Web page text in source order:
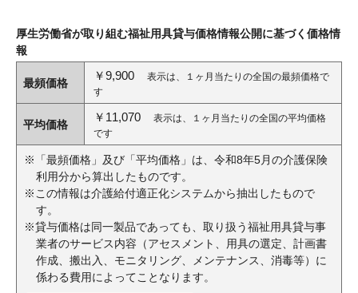
厚生労働省が取り組む福祉用具貸与価格情報公開に基づく価格情
報
最頻価格
￥9,900
表示は、１ヶ月当たりの全国の最頻価格で
す
平均価格
￥11,070
表示は、１ヶ月当たりの全国の平均価格
です
※「最頻価格」及び「平均価格」は、令和8年5月の介護保険
利用分から算出したものです。
※この情報は介護給付適正化システムから抽出したもので
す。
※貸与価格は同一製品であっても、取り扱う福祉用具貸与事
業者のサービス内容（アセスメント、用具の選定、計画書
作成、搬出入、モニタリング、メンテナンス、消毒等）に
係わる費用によってことなります。